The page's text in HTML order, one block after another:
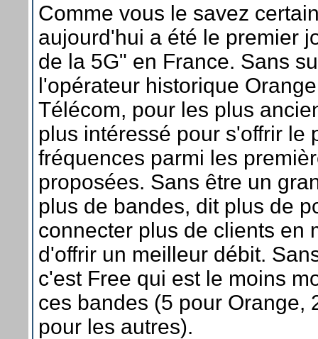
Comme vous le savez
aujourd'hui a été le premier
de la 5G" en France. Sans
l'opérateur historique
Télécom, pour les plus
plus intéressé pour s'offrir le
fréquences parmi les
proposées. Sans être un
plus de bandes, dit plus de
connecter plus de clients en
d'offrir un meilleur débit.
c'est Free qui est le moins
ces bandes (5 pour Orange,
pour les autres).